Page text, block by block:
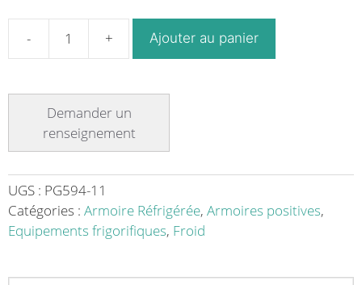
quantité
réfrigérée
positive
à
2
portes
Ajouter au panier
UGS : PG594-11
Catégories : Armoire Réfrigérée, Armoires positives,
Equipements frigorifiques, Froid